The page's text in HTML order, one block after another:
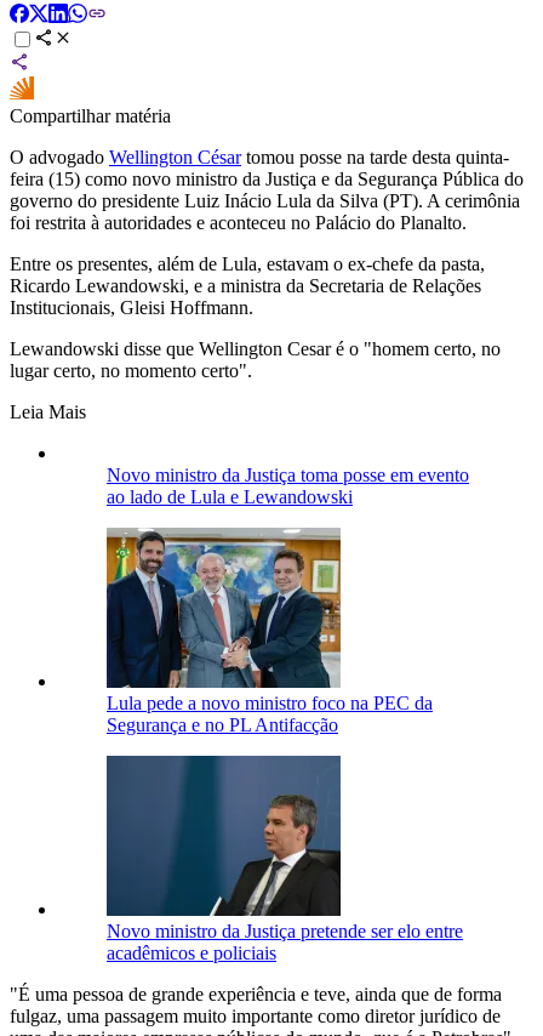
Compartilhar matéria
O advogado Wellington Césartomou posse na tarde desta quinta-
feira (15) como novo ministro da Justiça e da Segurança Pública do
governo do presidente Luiz Inácio Lula da Silva (PT). A cerimônia
foi restrita à autoridades e aconteceu no Palácio do Planalto.
Entre os presentes, além de Lula, estavam o ex-chefe da pasta,
Ricardo Lewandowski, e a ministra da Secretaria de Relações
Institucionais, Gleisi Hoffmann.
Lewandowski disse que Wellington Cesar é o "homem certo, no
lugar certo, no momento certo".
Leia Mais
Novo ministro da Justiça toma posse em evento
ao lado de Lula e Lewandowski
Lula pede a novo ministro foco na PEC da
Segurança e no PL Antifacção
Novo ministro da Justiça pretende ser elo entre
acadêmicos e policiais
"É uma pessoa de grande experiência e teve, ainda que de forma
fulgaz, uma passagem muito importante como diretor jurídico de